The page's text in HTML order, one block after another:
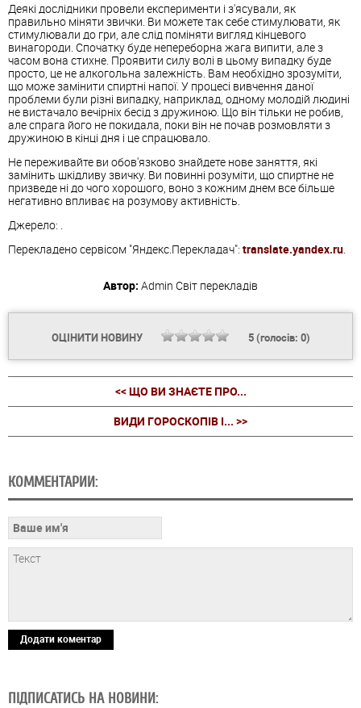
Деякі дослідники провели експерименти і з'ясували, як
правильно міняти звички. Ви можете так себе стимулювати, як
стимулювали до гри, але слід поміняти вигляд кінцевого
винагороди. Спочатку буде непереборна жага випити, але з
часом вона стихне. Проявити силу волі в цьому випадку буде
просто, це не алкогольна залежність. Вам необхідно зрозуміти,
що може замінити спиртні напої. У процесі вивчення даної
проблеми були різні випадку, наприклад, одному молодій людині
не вистачало вечірніх бесід з дружиною. Що він тільки не робив,
але спрага його не покидала, поки він не почав розмовляти з
дружиною в кінці дня і це спрацювало.
Не переживайте ви обов'язково знайдете нове заняття, які
замінить шкідливу звичку. Ви повинні розуміти, що спиртне не
призведе ні до чого хорошого, воно з кожним днем все більше
негативно впливає на розумову активність.
Джерело: .
Перекладено сервісом "Яндекс.Перекладач": translate.yandex.ru.
Автор: Admin Світ перекладів
ОЦІНИТИ НОВИНУ 5(голосів: 0)
<< ЩО ВИ ЗНАЄТЕ ПРО...
ВИДИ ГОРОСКОПІВ І... >>
КОММЕНТАРИИ:
Додати коментар
ПІДПИСАТИСЬ НА НОВИНИ: